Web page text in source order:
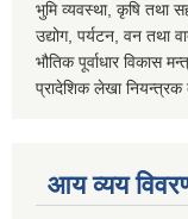
भुमि व्यवस्था, कृषि तथा
उद्योग, पर्यटन, वन तथा
भौतिक पूर्वाधार विकास
प्रादेशिक लेखा नियन्त्रक
आय व्यय